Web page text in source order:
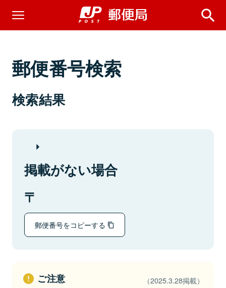
郵便番号検索
検索結果
掲載がない場合
郵便番号をコピーする
ご注意 （2025.3.28掲載）